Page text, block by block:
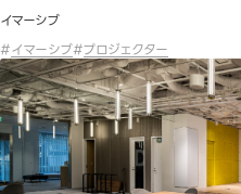
イマーシブ
#イマーシブ#プロジェクター
イベントスペース兼オフィスの